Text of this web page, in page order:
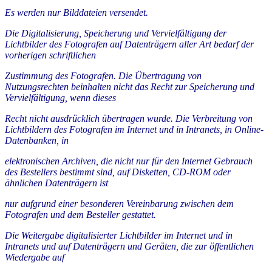
Es werden nur Bilddateien versendet.
Die Digitalisierung, Speicherung und Vervielfältigung der
Lichtbilder des Fotografen auf Datenträgern aller Art bedarf der
vorherigen schriftlichen
Zustimmung des Fotografen. Die Übertragung von
Nutzungsrechten beinhalten nicht das Recht zur Speicherung und
Vervielfältigung, wenn dieses
Recht nicht ausdrücklich übertragen wurde. Die Verbreitung von
Lichtbildern des Fotografen im Internet und in Intranets, in Online-
Datenbanken, in
elektronischen Archiven, die nicht nur für den Internet Gebrauch
des Bestellers bestimmt sind, auf Disketten, CD-ROM oder
ähnlichen Datenträgern ist
nur aufgrund einer besonderen Vereinbarung zwischen dem
Fotografen und dem Besteller gestattet.
Die Weitergabe digitalisierter Lichtbilder im Internet und in
Intranets und auf Datenträgern und Geräten, die zur öffentlichen
Wiedergabe auf